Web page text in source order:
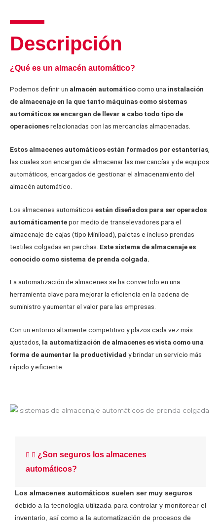
Descripción
¿Qué es un almacén automático?
Podemos definir un almacén automáticocomo una instalación
de almacenaje en la que tanto máquinas como sistemas
automáticos se encargan de llevar a cabo todo tipo de
operacionesrelacionadas con las mercancías almacenadas.
Estos almacenes automáticos están formados por estanterías
las cuales son encargan de almacenar las mercancías y de equipos
automáticos, encargados de gestionar el almacenamiento del
almacén automático.
Los almacenes automáticos están diseñados para ser operados
automáticamentepor medio de transelevadores para el
almacenaje de cajas (tipo Miniload), paletas e incluso prendas
textiles colgadas en perchas. Este sistema de almacenaje es
conocido como sistema de prenda colgada.
La automatización de almacenes se ha convertido en una
herramienta clave para mejorar la eficiencia en la cadena de
suministro y aumentar el valor para las empresas.
Con un entorno altamente competitivo y plazos cada vez más
ajustados, la automatización de almacenes es vista como una
forma de aumentar la productividad y brindar un servicio más
rápido y eficiente.
¿Son seguros los almacenes
automáticos?
Los almacenes automáticos suelen ser muy seguros
debido a la tecnología utilizada para controlar y monitorear el
inventario, así como a la automatización de procesos de